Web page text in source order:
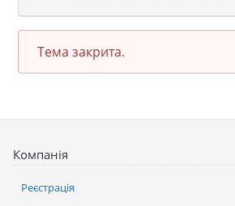
Тема закрита.
Компанія
Реєстрація